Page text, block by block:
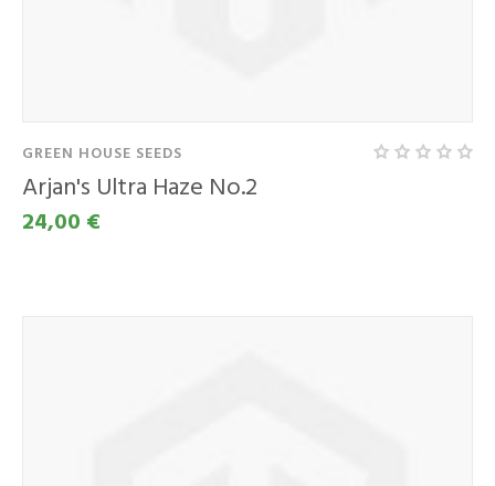
GREEN HOUSE SEEDS
Arjan's Ultra Haze No.2
24,00 €